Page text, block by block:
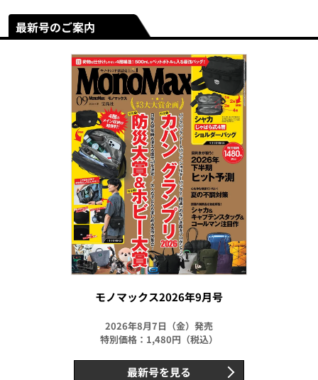
最新号のご案内
モノマックス2026年9月号
2026年8月7日（金）発売
特別価格：1,480円（税込）
最新号を見る